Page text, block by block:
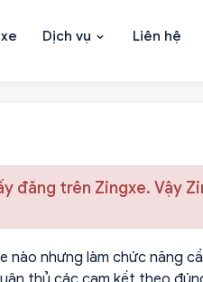
Dịch vụ Liên hệ
đăng trên Zingxe. Vậy
nào nhưng làm chức năng